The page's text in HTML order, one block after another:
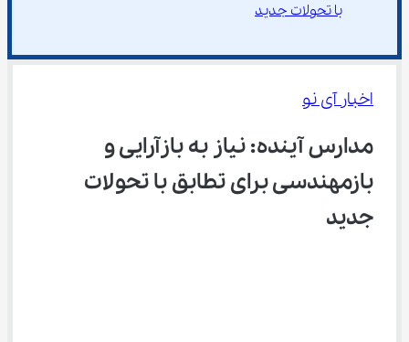
با تحولات جدید
اخبار آی نو
مدارس آینده: نیاز به بازآرایی و
بازمهندسی برای تطابق با تحولات
جدید